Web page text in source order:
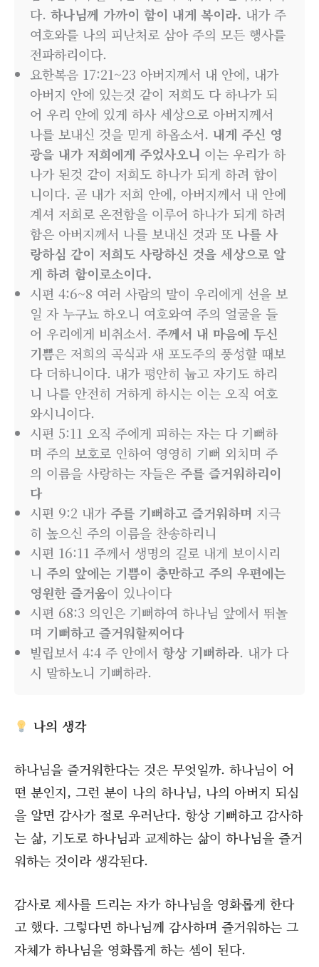
다. 하나님께 가까이 함이 내게 복이라. 내가 주
여호와를 나의 피난처로 삼아 주의 모든 행사를
전파하리이다.
요한복음 17:21~23 아버지께서 내 안에, 내가
아버지 안에 있는것 같이 저희도 다 하나가 되
어 우리 안에 있게 하사 세상으로 아버지께서
나를 보내신 것을 믿게 하옵소서. 내게 주신 영
광을 내가 저희에게 주었사오니 이는 우리가 하
나가 된것 같이 저희도 하나가 되게 하려 함이
니이다. 곧 내가 저희 안에, 아버지께서 내 안에
계셔 저희로 온전함을 이루어 하나가 되게 하려
함은 아버지께서 나를 보내신 것과 또 나를 사
랑하심 같이 저희도 사랑하신 것을 세상으로 알
게 하려 함이로소이다.
시편 4:6~8 여러 사람의 말이 우리에게 선을 보
일 자 누구뇨 하오니 여호와여 주의 얼굴을 들
어 우리에게 비취소서. 주께서 내 마음에 두신
기쁨은 저희의 곡식과 새 포도주의 풍성할 때보
다 더하니이다. 내가 평안히 눕고 자기도 하리
니 나를 안전히 거하게 하시는 이는 오직 여호
와시니이다.
시편 5:11 오직 주에게 피하는 자는 다 기뻐하
며 주의 보호로 인하여 영영히 기뻐 외치며 주
의 이름을 사랑하는 자들은 주를 즐거워하리이
다
시편 9:2 내가주를 기뻐하고 즐거워하며 지극
히 높으신 주의 이름을 찬송하리니
시편 16:11 주께서 생명의 길로 내게 보이시리
니 주의 앞에는 기쁨이 충만하고 주의 우편에는
영원한 즐거움이 있나이다
시편 68:3 의인은 기뻐하여 하나님 앞에서 뛰놀
며 기뻐하고 즐거워할찌어다
빌립보서 4:4 주 안에서 항상 기뻐하라. 내가 다
시 말하노니 기뻐하라.
나의 생각
하나님을 즐거워한다는 것은 무엇일까. 하나님이 어
떤 분인지, 그런 분이 나의 하나님, 나의 아버지 되심
을 알면 감사가 절로 우러난다. 항상 기뻐하고 감사하
는 삶, 기도로 하나님과 교제하는 삶이 하나님을 즐거
워하는 것이라 생각된다.
감사로 제사를 드리는 자가 하나님을 영화롭게 한다
고 했다. 그렇다면 하나님께 감사하며 즐거워하는 그
자체가 하나님을 영화롭게 하는 셈이 된다.